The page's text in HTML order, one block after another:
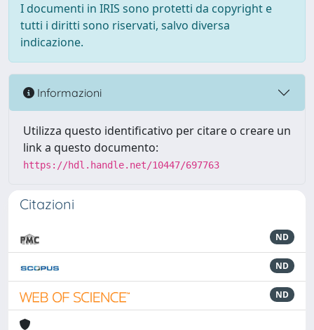
I documenti in IRIS sono protetti da copyright e
tutti i diritti sono riservati, salvo diversa
indicazione.
Informazioni
Utilizza questo identificativo per citare o creare un
link a questo documento:
https://hdl.handle.net/10447/697763
Citazioni
ND
ND
ND